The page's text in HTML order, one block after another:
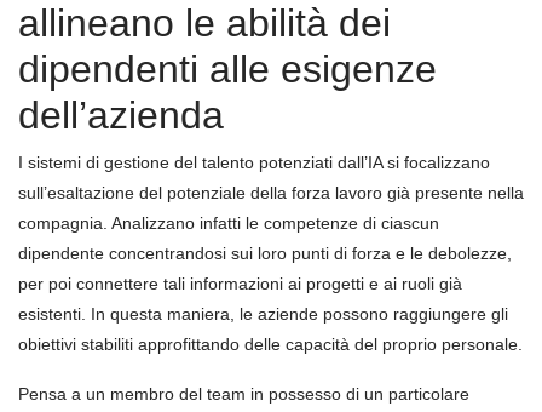
allineano le abilità dei
dipendenti alle esigenze
dell’azienda
I sistemi di gestione del talento potenziati dall’IA si focalizzano
sull’esaltazione del potenziale della forza lavoro già presente nella
compagnia. Analizzano infatti le competenze di ciascun
dipendente concentrandosi sui loro punti di forza e le debolezze,
per poi connettere tali informazioni ai progetti e ai ruoli già
esistenti. In questa maniera, le aziende possono raggiungere gli
obiettivi stabiliti approfittando delle capacità del proprio personale.
Pensa a un membro del team in possesso di un particolare